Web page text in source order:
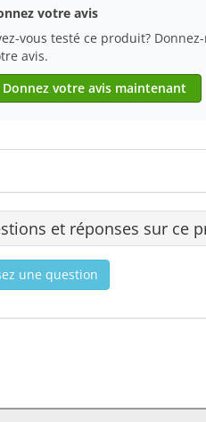
votre avis
vous testé ce produit?
avis.
Donnez votre avis maintenant
et réponses sur ce
une question